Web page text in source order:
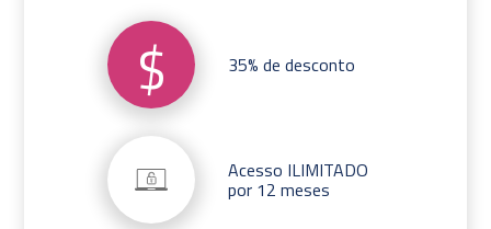
$ 35% de desconto
Acesso ILIMITADO
por 12 meses